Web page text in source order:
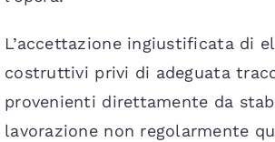
L’accettazione ingiustificata di
costruttivi privi di adeguata
provenienti direttamente da
lavorazione non regolarmente